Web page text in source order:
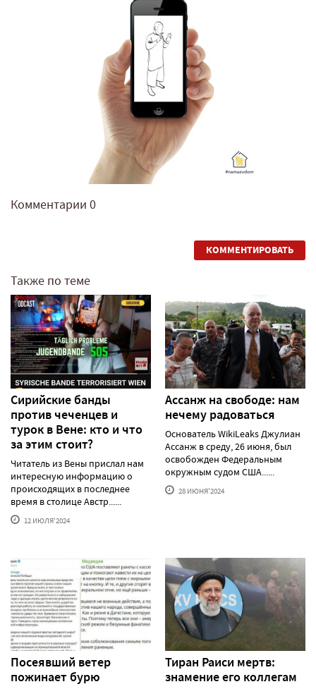
Комментарии 0
КОММЕНТИРОВАТЬ
Также по теме
Сирийские банды
против чеченцев и
турок в Вене: кто и что
за этим стоит?
Читатель из Вены прислал нам
интересную информацию о
происходящих в последнее
время в столице Австр......
12 ИЮЛЯ'2024
Ассанж на свободе: нам
нечему радоваться
Основатель WikiLeaks Джулиан
Ассанж в среду, 26 июня, был
освобожден Федеральным
окружным судом США......
28 ИЮНЯ'2024
Посеявший ветер
пожинает бурю
Тиран Раиси мертв:
знамение его коллегам